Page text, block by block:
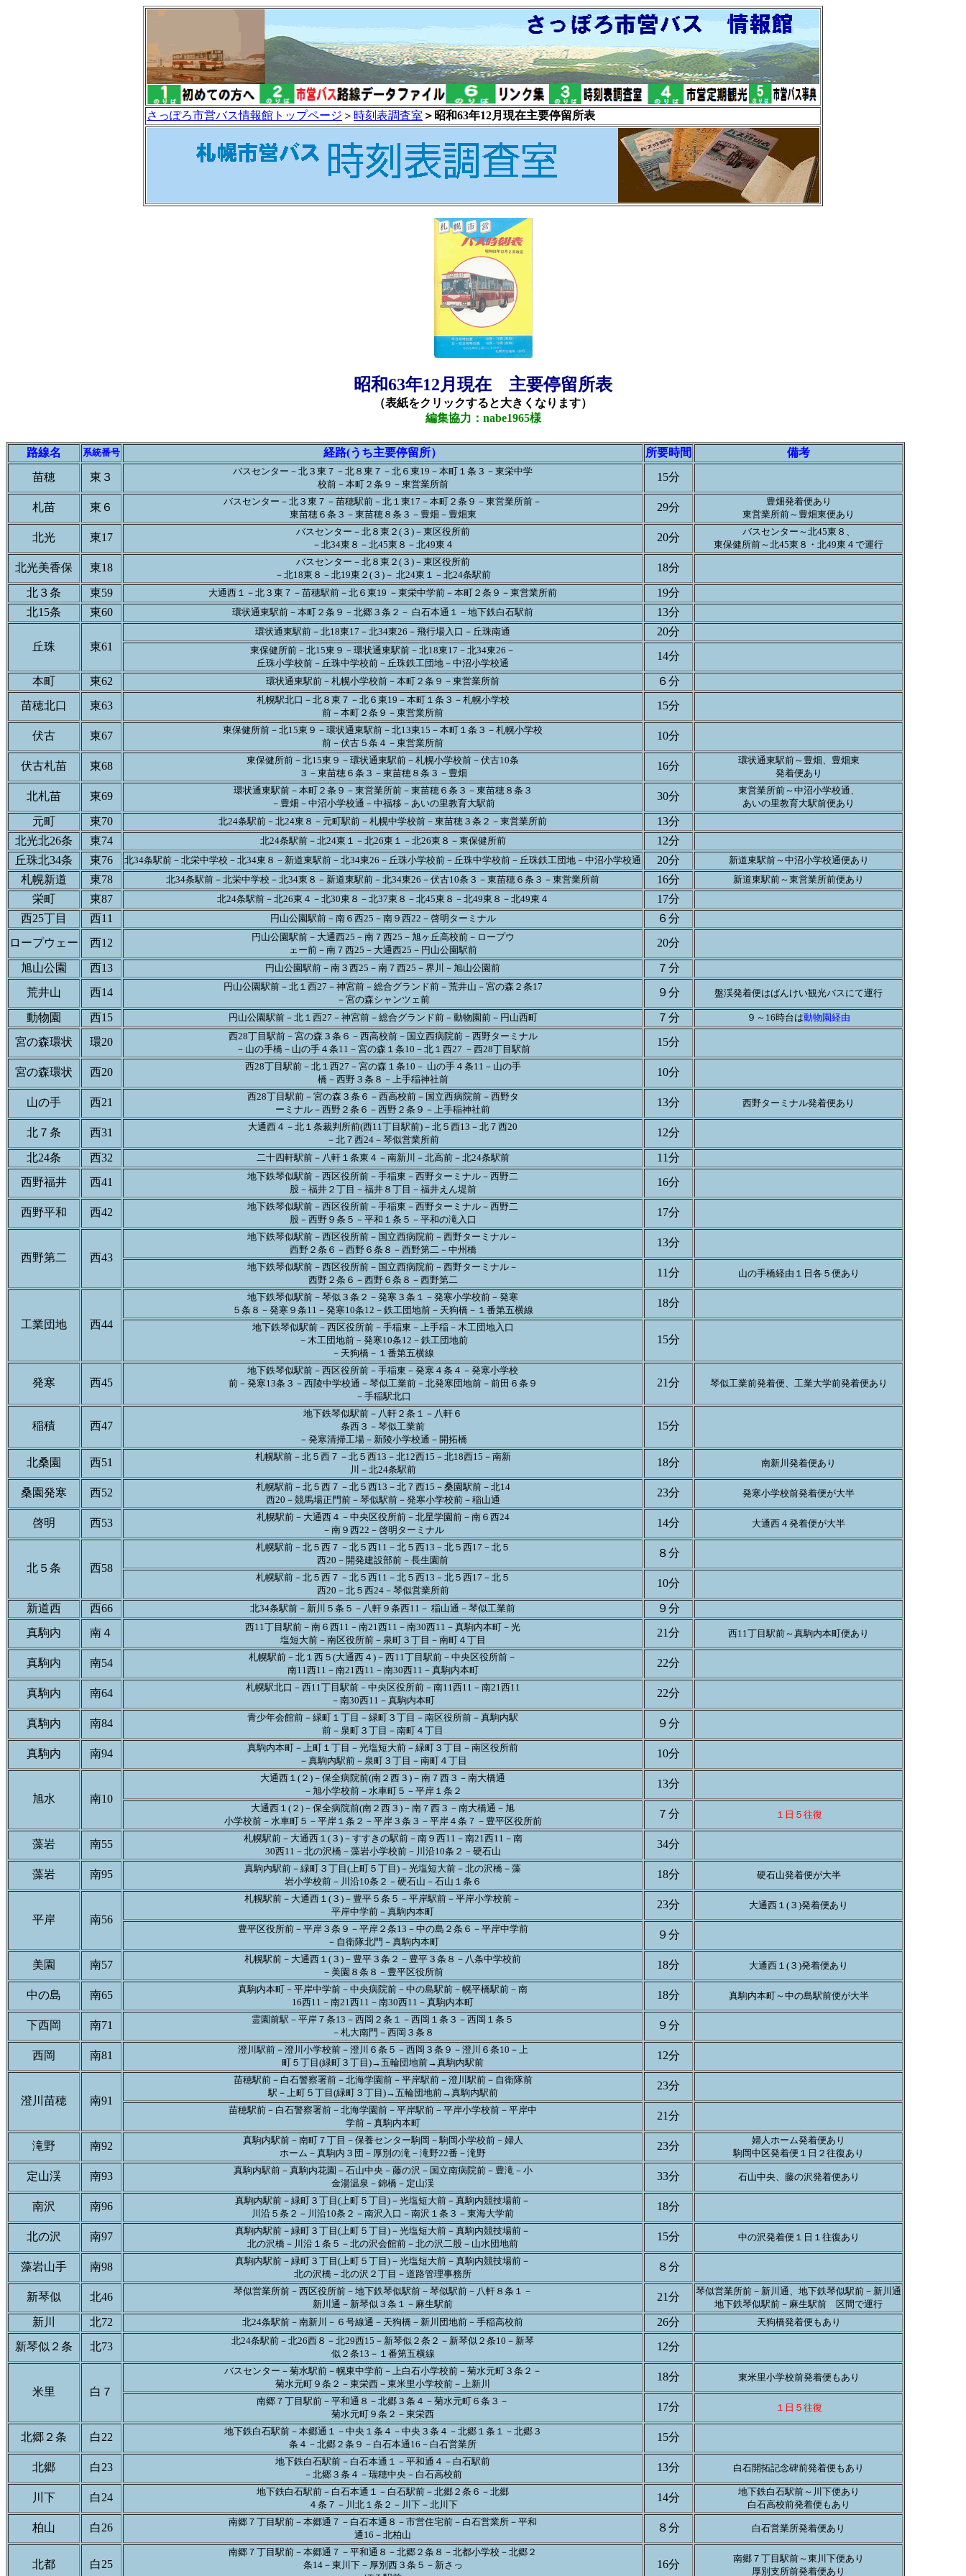
さっぽろ市営バス情報館トップページ ＞ 時刻表調査室 ＞昭和63年12月現在主要停留所表
昭和63年12月現在 主要停留所表
（表紙をクリックすると大きくなります）
編集協力：nabe1965様
路線名 系統番号 経路(うち主要停留所） 所要時間
備考
苗穂
東３
バスセンター－北３東７－北８東７－北６東19－本町１条３－東栄中学
校前－本町２条９－東営業所前
15分
札苗 東６
バスセンター－北３東７－苗穂駅前－北１東17－本町２条９－東営業所前－
東苗穂６条３－東苗穂８条３－豊畑－豊畑東
29分
豊畑発着便あり
東営業所前～豊畑東便あり
北光 東17
バスセンター－北８東２(３)－東区役所前
－北34東８－北45東８－北49東４
20分
バスセンター～北45東８、
東保健所前～北45東８・北49東４で運行
北光美香保 東18
バスセンター－北８東２(３)－東区役所前
－北18東８－北19東２(３)－ 北24東１－北24条駅前
18分
北３条 東59 大通西１－北３東７－苗穂駅前－北６東19 －東栄中学前－本町２条９－東営業所前
19分
北15条
東60 環状通東駅前－本町２条９－北郷３条２－ 白石本通１－地下鉄白石駅前 13分
丘珠 東61
環状通東駅前－北18東17－北34東26－飛行場入口－丘珠南通 20分
東保健所前－北15東９－環状通東駅前－北18東17－北34東26－
丘珠小学校前－丘珠中学校前－丘珠鉄工団地－中沼小学校通
14分
本町 東62 環状通東駅前－札幌小学校前－本町２条９－東営業所前
６分
苗穂北口
東63
札幌駅北口－北８東７－北６東19－本町１条３－札幌小学校
前－本町２条９－東営業所前
15分
伏古 東67
東保健所前－北15東９－環状通東駅前－北13東15－本町１条３－札幌小学校
前－伏古５条４－東営業所前
10分
伏古札苗 東68
東保健所前－北15東９－環状通東駅前－札幌小学校前－伏古10条
３－東苗穂６条３－東苗穂８条３－豊畑
16分
環状通東駅前～豊畑、豊畑東
発着便あり
北札苗 東69
環状通東駅前－本町２条９－東営業所前－東苗穂６条３－東苗穂８条３
－豊畑－中沼小学校通－中福移－あいの里教育大駅前
30分
東営業所前～中沼小学校通、
あいの里教育大駅前便あり
元町 東70 北24条駅前－北24東８－元町駅前－札幌中学校前－東苗穂３条２－東営業所前
13分
北光北26条
東74 北24条駅前－北24東１－北26東１－北26東８－東保健所前
12分
丘珠北34条
東76 北34条駅前－北栄中学校－北34東８－新道東駅前－北34東26－丘珠小学校前－丘珠中学校前－丘珠鉄工団地－中沼小学校通 20分 新道東駅前～中沼小学校通便あり
札幌新道 東78 北34条駅前－北栄中学校－北34東８－新道東駅前－北34東26－伏古10条３－東苗穂６条３－東営業所前 16分 新道東駅前～東営業所前便あり
栄町 東87 北24条駅前－北26東４－北30東８－北37東８－北45東８－北49東８－北49東４
17分
西25丁目
西11 円山公園駅前－南６西25－南９西22－啓明ターミナル
６分
ロープウェー
西12
円山公園駅前－大通西25－南７西25－旭ヶ丘高校前－ロープウ
ェー前－南７西25－大通西25－円山公園駅前
20分
旭山公園 西13 円山公園駅前－南３西25－南７西25－界川－旭山公園前
７分
荒井山
西14
円山公園駅前－北１西27－神宮前－総合グランド前－荒井山－宮の森２条17
－宮の森シャンツェ前
９分 盤渓発着便はばんけい観光バスにて運行
動物園 西15 円山公園駅前－北１西27－神宮前－総合グランド前－動物園前－円山西町 ７分 ９～16時台は動物園経由
宮の森環状 環20
西28丁目駅前－宮の森３条６－西高校前－国立西病院前－西野ターミナル
－山の手橋－山の手４条11－宮の森１条10－北１西27 －西28丁目駅前
15分
宮の森環状 西20
西28丁目駅前－北１西27－宮の森１条10－ 山の手４条11－山の手
橋－西野３条８－上手稲神社前
10分
山の手 西21
西28丁目駅前－宮の森３条６－西高校前－国立西病院前－西野タ
ーミナル－西野２条６－西野２条９－上手稲神社前
13分 西野ターミナル発着便あり
北７条 西31
大通西４－北１条裁判所前(西11丁目駅前)－北５西13－北７西20
－北７西24－琴似営業所前
12分
北24条 西32 二十四軒駅前－八軒１条東４－南新川－北高前－北24条駅前
11分
西野福井
西41
地下鉄琴似駅前－西区役所前－手稲東－西野ターミナル－西野二
股－福井２丁目－福井８丁目－福井えん堤前
16分
西野平和 西42
地下鉄琴似駅前－西区役所前－手稲東－西野ターミナル－西野二
股－西野９条５－平和１条５－平和の滝入口
17分
西野第二 西43
地下鉄琴似駅前－西区役所前－国立西病院前－西野ターミナル－
西野２条６－西野６条８－西野第二－中州橋
13分
地下鉄琴似駅前－西区役所前－国立西病院前－西野ターミナル－
西野２条６－西野６条８－西野第二
11分 山の手橋経由１日各５便あり
工業団地 西44
地下鉄琴似駅前－琴似３条２－発寒３条１－発寒小学校前－発寒
５条８－発寒９条11－発寒10条12－鉄工団地前－天狗橋－１番第五横線
18分
地下鉄琴似駅前－西区役所前－手稲東－上手稲－木工団地入口
－木工団地前－発寒10条12－鉄工団地前
－天狗橋－１番第五横線
15分
発寒 西45
地下鉄琴似駅前－西区役所前－手稲東－発寒４条４－発寒小学校
前－発寒13条３－西陵中学校通－琴似工業前－北発寒団地前－前田６条９
－手稲駅北口
21分 琴似工業前発着便、工業大学前発着便あり
稲積 西47
地下鉄琴似駅前－八軒２条１－八軒６
条西３－琴似工業前
－発寒清掃工場－新陵小学校通－開拓橋
15分
北桑園 西51
札幌駅前－北５西７－北５西13－北12西15－北18西15－南新
川－北24条駅前
18分 南新川発着便あり
桑園発寒 西52
札幌駅前－北５西７－北５西13－北７西15－桑園駅前－北14
西20－競馬場正門前－琴似駅前－発寒小学校前－稲山通
23分 発寒小学校前発着便が大半
啓明 西53
札幌駅前－大通西４－中央区役所前－北星学園前－南６西24
－南９西22－啓明ターミナル
14分 大通西４発着便が大半
北５条 西58
札幌駅前－北５西７－北５西11－北５西13－北５西17－北５
西20－開発建設部前－長生園前
８分
札幌駅前－北５西７－北５西11－北５西13－北５西17－北５
西20－北５西24－琴似営業所前
10分
新道西 西66 北34条駅前－新川５条５－八軒９条西11－ 稲山通－琴似工業前
９分
真駒内
南４
西11丁目駅前－南６西11－南21西11－南30西11－真駒内本町－光
塩短大前－南区役所前－泉町３丁目－南町４丁目
21分 西11丁目駅前～真駒内本町便あり
真駒内 南54
札幌駅前－北１西５(大通西４)－西11丁目駅前－中央区役所前－
南11西11－南21西11－南30西11－真駒内本町
22分
真駒内 南64
札幌駅北口－西11丁目駅前－中央区役所前－南11西11－南21西11
－南30西11－真駒内本町
22分
真駒内 南84
青少年会館前－緑町１丁目－緑町３丁目－南区役所前－真駒内駅
前－泉町３丁目－南町４丁目
９分
真駒内 南94
真駒内本町－上町１丁目－光塩短大前－緑町３丁目－南区役所前
－真駒内駅前－泉町３丁目－南町４丁目
10分
旭水 南10
大通西１(２)－保全病院前(南２西３)－南７西３－南大橋通
－旭小学校前－水車町５－平岸１条２
13分
大通西１(２)－保全病院前(南２西３)－南７西３－南大橋通－旭
小学校前－水車町５－平岸１条２－平岸３条３－平岸４条７－豊平区役所前
７分 １日５往復
藻岩 南55
札幌駅前－大通西１(３)－すすきの駅前－南９西11－南21西11－南
30西11－北の沢橋－藻岩小学校前－川沿10条２－硬石山
34分
藻岩 南95
真駒内駅前－緑町３丁目(上町５丁目)－光塩短大前－北の沢橋－藻
岩小学校前－川沿10条２－硬石山－石山１条６
18分 硬石山発着便が大半
平岸 南56
札幌駅前－大通西１(３)－豊平５条５－平岸駅前－平岸小学校前－
平岸中学前－真駒内本町
23分 大通西１(３)発着便あり
豊平区役所前－平岸３条９－平岸２条13－中の島２条６－平岸中学前
－自衛隊北門－真駒内本町
９分
美園 南57
札幌駅前－大通西１(３)－豊平３条２－豊平３条８－八条中学校前
－美園８条８－豊平区役所前
18分 大通西１(３)発着便あり
中の島 南65
真駒内本町－平岸中学前－中央病院前－中の島駅前－幌平橋駅前－南
16西11－南21西11－南30西11－真駒内本町
18分 真駒内本町～中の島駅前便が大半
下西岡 南71
霊園前駅－平岸７条13－西岡２条１－西岡１条３－西岡１条５
－札大南門－西岡３条８
９分
西岡 南81
澄川駅前－澄川小学校前－澄川６条５－西岡３条９－澄川６条10－上
町５丁目(緑町３丁目)→五輪団地前→真駒内駅前
12分
澄川苗穂 南91
苗穂駅前－白石警察署前－北海学園前－平岸駅前－澄川駅前－自衛隊前
駅－上町５丁目(緑町３丁目)→五輪団地前→真駒内駅前
23分
苗穂駅前－白石警察署前－北海学園前－平岸駅前－平岸小学校前－平岸中
学前－真駒内本町
21分
滝野 南92
真駒内駅前－南町７丁目－保養センター駒岡－駒岡小学校前－婦人
ホーム－真駒内３団－厚別の滝－滝野22番－滝野
23分
婦人ホーム発着便あり
駒岡中区発着便１日２往復あり
定山渓 南93
真駒内駅前－真駒内花園－石山中央－藤の沢－国立南病院前－豊滝－小
金湯温泉－錦橋－定山渓
33分 石山中央、藤の沢発着便あり
南沢 南96
真駒内駅前－緑町３丁目(上町５丁目)－光塩短大前－真駒内競技場前－
川沿５条２－川沿10条２－南沢入口－南沢１条３－東海大学前
18分
北の沢 南97
真駒内駅前－緑町３丁目(上町５丁目)－光塩短大前－真駒内競技場前－
北の沢橋－川沿１条５－北の沢会館前－北の沢二股－山水団地前
15分 中の沢発着便１日１往復あり
藻岩山手 南98
真駒内駅前－緑町３丁目(上町５丁目)－光塩短大前－真駒内競技場前－
北の沢橋－北の沢２丁目－道路管理事務所
８分
新琴似 北46
琴似営業所前－西区役所前－地下鉄琴似駅前－琴似駅前－八軒８条１－
新川通－新琴似３条１－麻生駅前
21分
琴似営業所前－新川通、地下鉄琴似駅前－新川通
地下鉄琴似駅前－麻生駅前 区間で運行
新川 北72 北24条駅前－南新川－６号線通－天狗橋－新川団地前－手稲高校前 26分 天狗橋発着便もあり
新琴似２条 北73
北24条駅前－北26西８－北29西15－新琴似２条２－新琴似２条10－新琴
似２条13－１番第五横線
12分
米里 白７
バスセンター－菊水駅前－幌東中学前－上白石小学校前－菊水元町３条２－
菊水元町９条２－東栄西－東米里小学校前－上新川
18分 東米里小学校前発着便もあり
南郷７丁目駅前－平和通８－北郷３条４－菊水元町６条３－
菊水元町９条２－東栄西
17分 １日５往復
北郷２条 白22
地下鉄白石駅前－本郷通１－中央１条４－中央３条４－北郷１条１－北郷３
条４－北郷２条９－白石本通16－白石営業所
15分
北郷 白23
地下鉄白石駅前－白石本通１－平和通４－白石駅前
－北郷３条４－瑞穂中央－白石高校前
13分 白石開拓記念碑前発着便もあり
川下 白24
地下鉄白石駅前－白石本通１－白石駅前－北郷２条６－北郷
４条７－川北１条２－川下－北川下
14分
地下鉄白石駅前～川下便あり
白石高校前発着便もあり
柏山 白26
南郷７丁目駅前－本郷通７－白石本通８－市営住宅前－白石営業所－平和
通16－北柏山
８分 白石営業所発着便あり
北都 白25
南郷７丁目駅前－本郷通７－平和通８－北郷２条８－北都小学校－北郷２
条14－東川下－厚別西３条５－新さっ
16分
南郷７丁目駅前～東川下便あり
厚別支所前発着便あり